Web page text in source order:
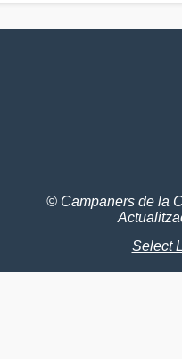
© Campaners de la
Select